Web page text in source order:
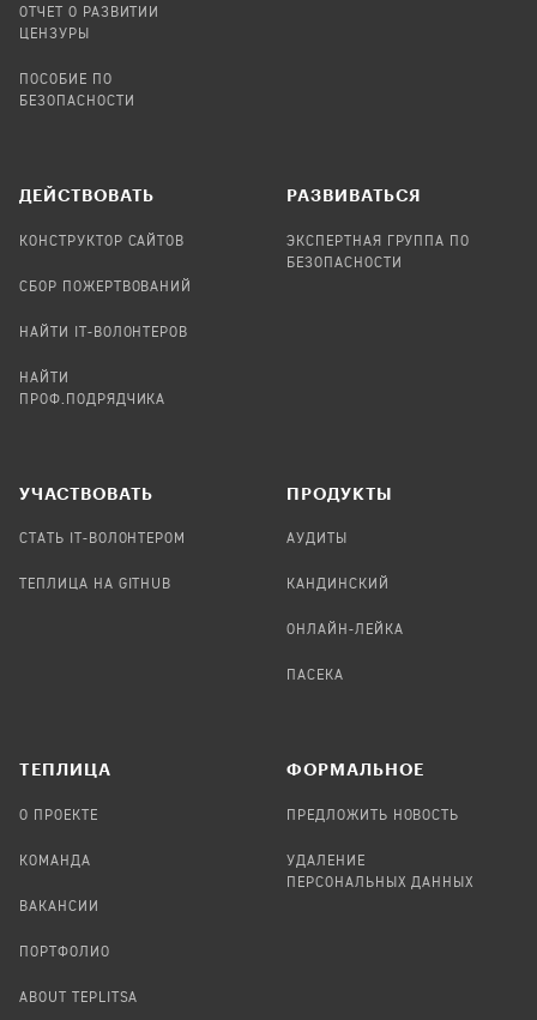
ОТЧЕТ О РАЗВИТИИ
ЦЕНЗУРЫ
ПОСОБИЕ ПО
БЕЗОПАСНОСТИ
ДЕЙСТВОВАТЬ
КОНСТРУКТОР САЙТОВ
СБОР ПОЖЕРТВОВАНИЙ
НАЙТИ IT-ВОЛОНТЕРОВ
НАЙТИ
ПРОФ.ПОДРЯДЧИКА
РАЗВИВАТЬСЯ
ЭКСПЕРТНАЯ ГРУППА ПО
БЕЗОПАСНОСТИ
УЧАСТВОВАТЬ
СТАТЬ IT-ВОЛОНТЕРОМ
ТЕПЛИЦА НА GITHUB
ПРОДУКТЫ
АУДИТЫ
КАНДИНСКИЙ
ОНЛАЙН-ЛЕЙКА
ПАСЕКА
TЕПЛИЦА
О ПРОЕКТЕ
КОМАНДА
ВАКАНСИИ
ПОРТФОЛИО
ABOUT TEPLITSA
ФОРМАЛЬНОЕ
ПРЕДЛОЖИТЬ НОВОСТЬ
УДАЛЕНИЕ
ПЕРСОНАЛЬНЫХ ДАННЫХ